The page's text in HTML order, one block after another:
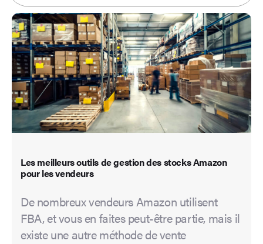
Les meilleurs outils de gestion des stocks Amazon
pour les vendeurs
De nombreux vendeurs Amazon utilisent
FBA, et vous en faites peut-être partie, mais il
existe une autre méthode de vente